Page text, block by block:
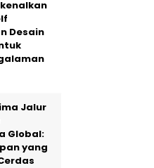
Desain
Jalur
Global:
yang